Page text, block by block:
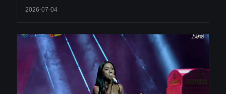
2026-07-04